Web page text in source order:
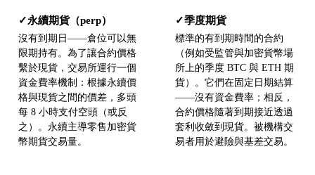
✓永續期貨（perp）
沒有到期日——倉位可以無
限期持有。為了讓合約價格
繫於現貨，交易所運行一個
資金費率機制：根據永續價
格與現貨之間的價差，多頭
每 8 小時支付空頭（或反
之）。永續主導零售加密貨
幣期貨交易量。
✓季度期貨
標準的有到期時間的合約
（例如受監管與加密貨幣場
所上的季度 BTC 與 ETH 期
貨）。它們在固定日期結算
——沒有資金費率；相反，
合約價格隨著到期接近透過
套利收斂到現貨。被機構交
易者用於避險與基差交易。